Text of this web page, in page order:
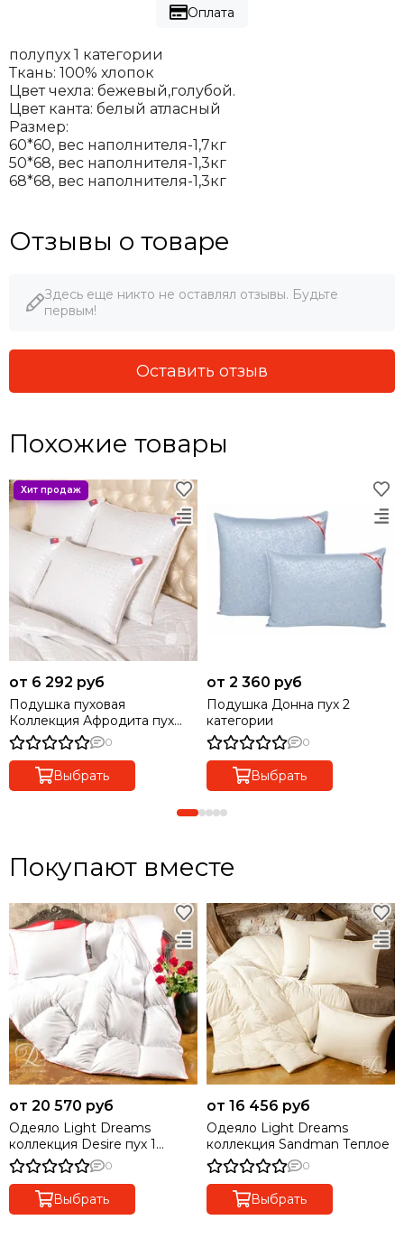
Оплата
полупух 1 категории
Ткань: 100% хлопок
Цвет чехла: бежевый,голубой.
Цвет канта: белый атласный
Размер:
60*60, вес наполнителя-1,7кг
50*68, вес наполнителя-1,3кг
68*68, вес наполнителя-1,3кг
Отзывы о товаре
Здесь еще никто не оставлял отзывы. Будьте
первым!
Оставить отзыв
Похожие товары
от 6 292 руб
Подушка пуховая
Коллекция Афродита пух
Люкс-Экстра
0
Выбрать
от 2 360 руб
Подушка Донна пух 2
категории
0
Выбрать
Покупают вместе
от 20 570 руб
Одеяло Light Dreams
коллекция Desire пух 1
категории Теплое
0
Выбрать
от 16 456 руб
Одеяло Light Dreams
коллекция Sandman Теплое
0
Выбрать